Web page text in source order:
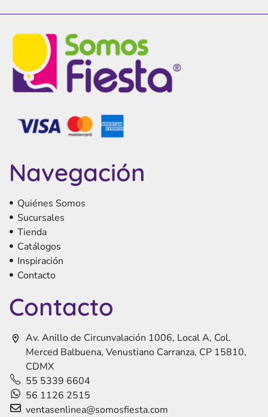
Navegación
Quiénes Somos
Sucursales
Tienda
Catálogos
Inspiración
Contacto
Contacto
Av. Anillo de Circunvalación 1006, Local A, Col.
Merced Balbuena, Venustiano Carranza, CP 15810,
CDMX
55 5339 6604
56 1126 2515
ventasenlinea@somosfiesta.com